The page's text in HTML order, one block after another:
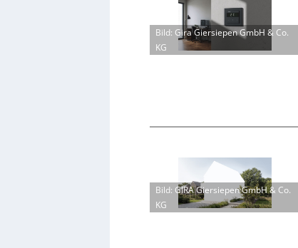
Bild: Gira Giersiepen GmbH & Co.
KG
Bild: GIRA Giersiepen GmbH & Co.
KG